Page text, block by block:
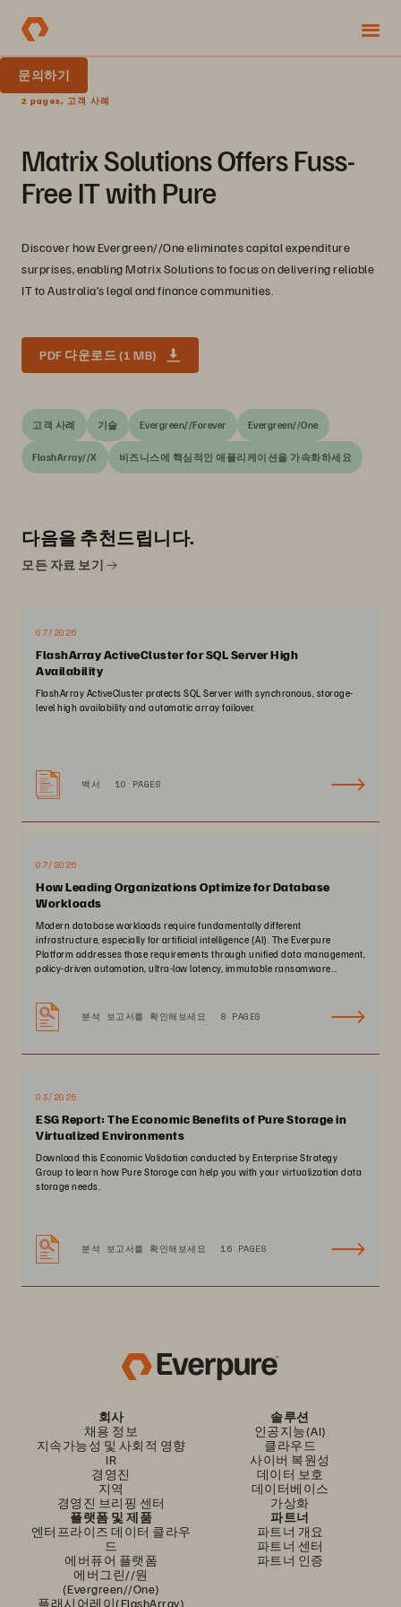
문의하기
2 pages, 고객 사례
Matrix Solutions Offers Fuss-
Free IT with Pure
Discover how Evergreen//One eliminates capital expenditure
surprises, enabling Matrix Solutions to focus on delivering reliable
IT to Australia’s legal and finance communities.
PDF 다운로드 (1 MB)
고객 사례 기술 Evergreen//Forever Evergreen//One
FlashArray//X 비즈니스에 핵심적인 애플리케이션을 가속화하세요
다음을 추천드립니다.
모든 자료 보기
07/2026
FlashArray ActiveCluster for SQL Server High
Availability
FlashArray ActiveCluster protects SQL Server with synchronous, storage-
level high availability and automatic array failover.
백서 10 PAGES
07/2026
How Leading Organizations Optimize for Database
Workloads
Modern database workloads require fundamentally different
infrastructure, especially for artificial intelligence (AI). The Everpure
Platform addresses those requirements through unified data management,
policy-driven automation, ultra-low latency, immutable ransomware
분석 보고서를 확인해보세요 8 PAGES
03/2025
ESG Report: The Economic Benefits of Pure Storage in
Virtualized Environments
Download this Economic Validation conducted by Enterprise Strategy
Group to learn how Pure Storage can help you with your virtualization data
storage needs.
분석 보고서를 확인해보세요 16 PAGES
회사
채용 정보
지속가능성 및 사회적 영향
IR
경영진
지역
경영진 브리핑 센터
솔루션
인공지능(AI)
클라우드
사이버 복원성
데이터 보호
데이터베이스
가상화
플랫폼 및 제품
엔터프라이즈 데이터 클라우
드
에버퓨어 플랫폼
에버그린//원
(Evergreen//One)
플래시어레이(FlashArray)
파트너
파트너 개요
파트너 센터
파트너 인증